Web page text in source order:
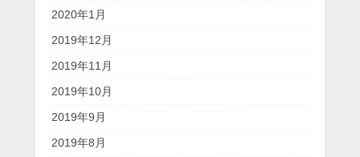
2020年1月
2019年12月
2019年11月
2019年10月
2019年9月
2019年8月